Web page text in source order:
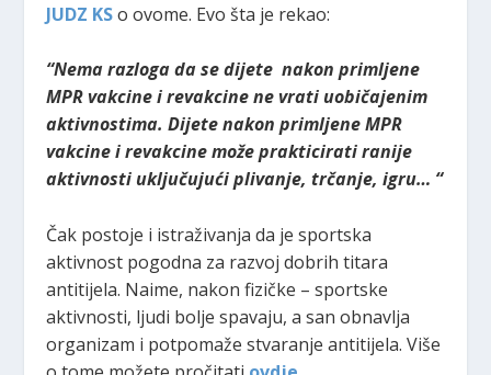
JUDZ KSo ovome. Evo šta je rekao:
“Nema razloga da se dijete nakon primljene
MPR vakcine i revakcine ne vrati uobičajenim
aktivnostima. Dijete nakon primljene MPR
vakcine i revakcine može prakticirati ranije
aktivnosti uključujući plivanje, trčanje, igru… “
Čak postoje i istraživanja da je sportska
aktivnost pogodna za razvoj dobrih titara
antitijela. Naime, nakon fizičke – sportske
aktivnosti, ljudi bolje spavaju, a san obnavlja
organizam i potpomaže stvaranje antitijela. Više